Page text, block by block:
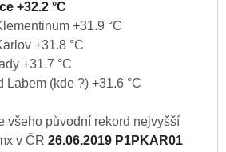
+32.2 °C
+31.9 °C
+31.8 °C
+31.7 °C
Labem (kde ?) +31.6 °C
všeho původní rekord nejvyšší
v ČR 26.06.2019 P1PKAR01